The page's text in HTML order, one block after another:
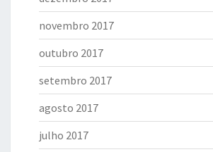
novembro 2017
outubro 2017
setembro 2017
agosto 2017
julho 2017